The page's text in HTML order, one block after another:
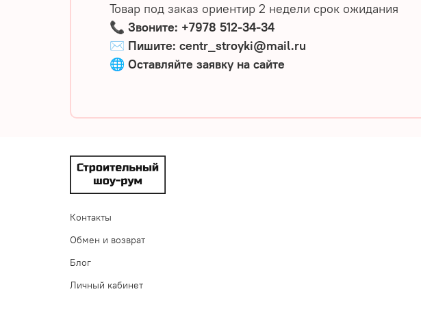
Товар под заказ ориентир 2 недели срок ожидания
📞 Звоните: +7978 512-34-34
✉️ Пишите: centr_stroyki@mail.ru
🌐 Оставляйте заявку на сайте
Контакты
Обмен и возврат
Блог
Личный кабинет